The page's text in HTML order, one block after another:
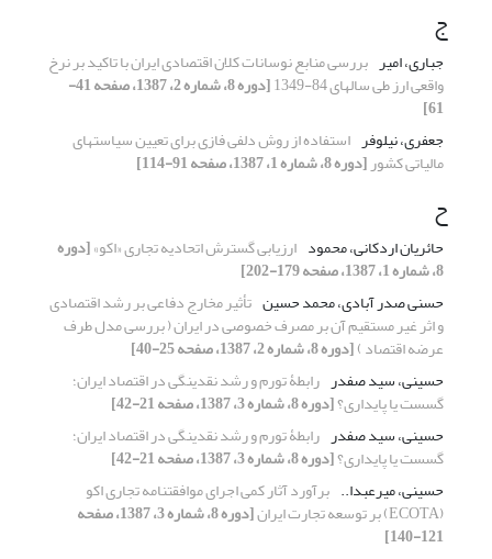
ج
جباری، امیر بررسی منابع نوسانات کلان اقتصادی ایران با تاکید بر نرخ
واقعی ارز طی سالهای 84-1349 [دوره 8، شماره 2، 1387، صفحه 41-
61]
جعفری، نیلوفر استفاده از روش دلفی فازی برای تعیین سیاستهای
مالیاتی کشور[دوره 8، شماره 1، 1387، صفحه 91-114]
ح
حائریان اردکانی، محمود ارزیابی گسترش اتحادیه تجاری «اکو»[دوره
8، شماره 1، 1387، صفحه 179-202]
حسنی صدر آبادی، محمد حسین تأثیر مخارج دفاعی بر رشد اقتصادی
و اثر غیر مستقیم آن بر مصرف خصوصی در ایران ( بررسی مدل طرف
عرضه اقتصاد )[دوره 8، شماره 2، 1387، صفحه 25-40]
حسینی، سید صفدر رابطۀ تورم و رشد نقدینگی در اقتصاد ایران؛
گسست یا پایداری؟[دوره 8، شماره 3، 1387، صفحه 21-42]
حسینی، سید صفدر رابطۀ تورم و رشد نقدینگی در اقتصاد ایران؛
گسست یا پایداری؟[دوره 8، شماره 3، 1387، صفحه 21-42]
حسینی، میرعبدا.. برآورد آثار کمی اجرای موافقتنامه تجاری اکو
(ECOTA) بر توسعه تجارت ‌ایران [دوره 8، شماره 3، 1387، صفحه
121-140]